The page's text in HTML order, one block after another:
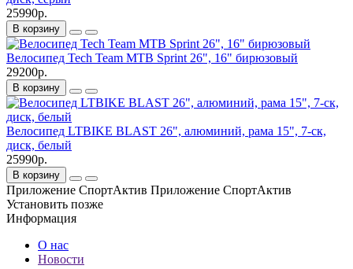
25990р.
В корзину
Велосипед Tech Team MTB Sprint 26", 16" бирюзовый
29200р.
В корзину
Велосипед LTBIKE BLAST 26", алюминий, рама 15", 7-ск,
диск, белый
25990р.
В корзину
Приложение СпортАктив Приложение СпортАктив
Установить позже
Информация
О нас
Новости